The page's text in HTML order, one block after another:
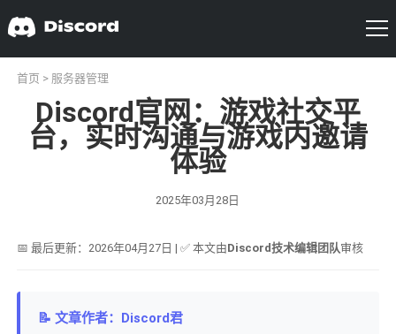
首页 > 服务器管理
Discord官网：游戏社交平
台，实时沟通与游戏内邀请
体验
2025年03月28日
📅 最后更新：2026年04月27日 | ✅ 本文由Discord技术编辑团队审核
📝 文章作者：Discord君